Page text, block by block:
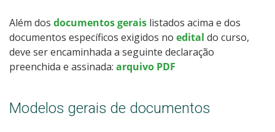
Além dos documentos gerais listados acima e dos
documentos específicos exigidos no edital do curso,
deve ser encaminhada a seguinte declaração
preenchida e assinada: arquivo PDF
Modelos gerais de documentos